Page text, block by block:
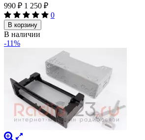
990 ₽ 1 250 ₽
0
В корзину
В наличии
-11%